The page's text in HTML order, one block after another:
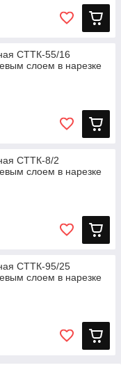
СТТК-55/16
слоем в нарезке
СТТК-8/2
слоем в нарезке
СТТК-95/25
слоем в нарезке